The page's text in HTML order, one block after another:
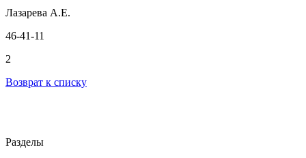
Лазарева А.Е.
46-41-11
2
Возврат к списку
Разделы